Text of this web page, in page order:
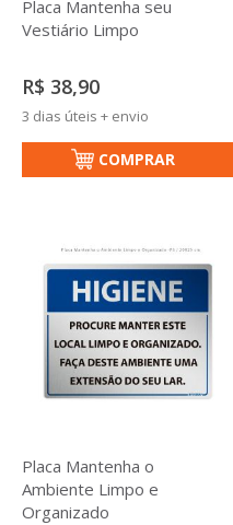
Placa Mantenha seu
Vestiário Limpo
R$ 38,90
3 dias úteis + envio
COMPRAR
Placa Mantenha o
Ambiente Limpo e
Organizado